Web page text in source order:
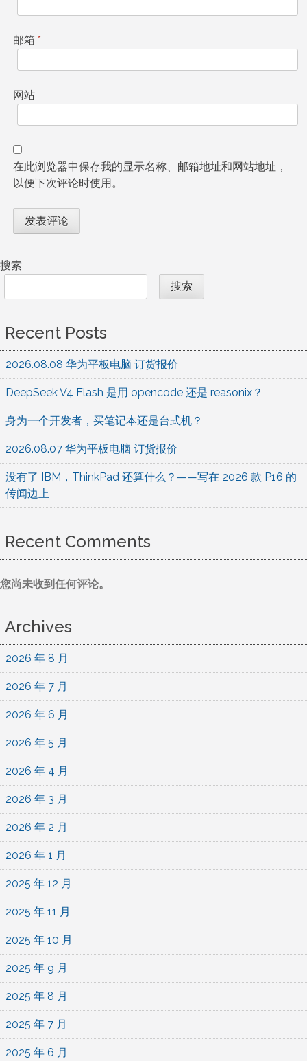
邮箱 *
网站
在此浏览器中保存我的显示名称、邮箱地址和网站地址，
以便下次评论时使用。
搜索
搜索
Recent Posts
2026.08.08 华为平板电脑 订货报价
DeepSeek V4 Flash 是用 opencode 还是 reasonix？
身为一个开发者，买笔记本还是台式机？
2026.08.07 华为平板电脑 订货报价
没有了 IBM，ThinkPad 还算什么？——写在 2026 款 P16 的
传闻边上
Recent Comments
您尚未收到任何评论。
Archives
2026 年 8 月
2026 年 7 月
2026 年 6 月
2026 年 5 月
2026 年 4 月
2026 年 3 月
2026 年 2 月
2026 年 1 月
2025 年 12 月
2025 年 11 月
2025 年 10 月
2025 年 9 月
2025 年 8 月
2025 年 7 月
2025 年 6 月